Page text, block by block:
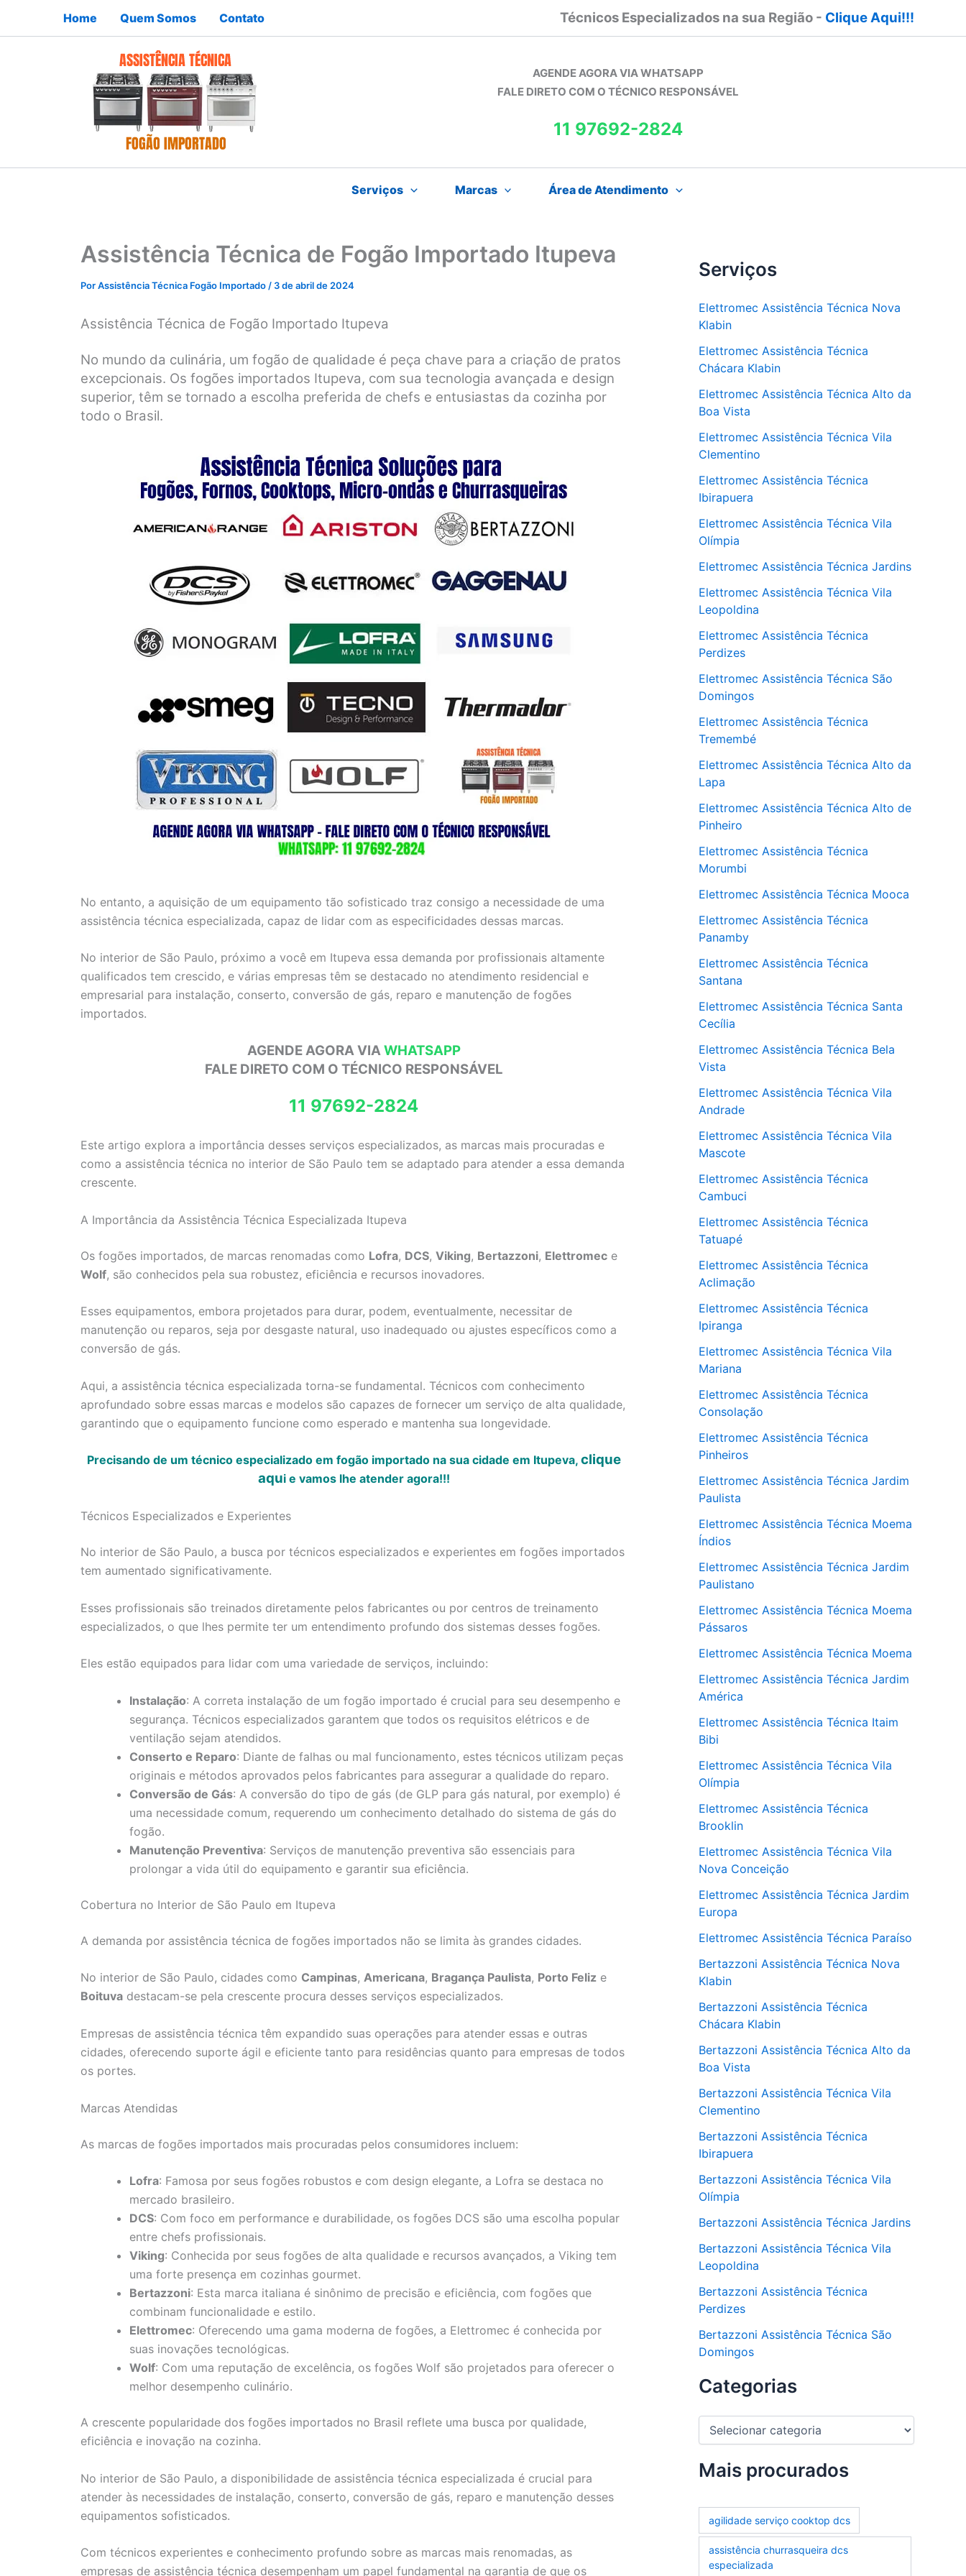
Home Quem Somos Contato Técnicos Especializados na sua Região - Clique Aqui!!!
AGENDE AGORA VIA WHATSAPP
FALE DIRETO COM O TÉCNICO RESPONSÁVEL
11 97692-2824
Serviços Marcas Área de Atendimento
Assistência Técnica de Fogão Importado Itupeva
PorAssistência Técnica Fogão Importado / 3 de abril de 2024
Assistência Técnica de Fogão Importado Itupeva
No mundo da culinária, um fogão de qualidade é peça chave para a criação de pratos
excepcionais. Os fogões importados Itupeva, com sua tecnologia avançada e design
superior, têm se tornado a escolha preferida de chefs e entusiastas da cozinha por
todo o Brasil.
No entanto, a aquisição de um equipamento tão sofisticado traz consigo a necessidade de uma
assistência técnica especializada, capaz de lidar com as especificidades dessas marcas.
No interior de São Paulo, próximo a você em Itupeva essa demanda por profissionais altamente
qualificados tem crescido, e várias empresas têm se destacado no atendimento residencial e
empresarial para instalação, conserto, conversão de gás, reparo e manutenção de fogões
importados.
AGENDE AGORA VIAWHATSAPP
FALE DIRETO COM O TÉCNICO RESPONSÁVEL
11 97692-2824
Este artigo explora a importância desses serviços especializados, as marcas mais procuradas e
como a assistência técnica no interior de São Paulo tem se adaptado para atender a essa demanda
crescente.
A Importância da Assistência Técnica Especializada Itupeva
Os fogões importados, de marcas renomadas como Lofra, DCS, Viking, Bertazzoni, Elettromec e
Wolf, são conhecidos pela sua robustez, eficiência e recursos inovadores.
Esses equipamentos, embora projetados para durar, podem, eventualmente, necessitar de
manutenção ou reparos, seja por desgaste natural, uso inadequado ou ajustes específicos como a
conversão de gás.
Aqui, a assistência técnica especializada torna-se fundamental. Técnicos com conhecimento
aprofundado sobre essas marcas e modelos são capazes de fornecer um serviço de alta qualidade,
garantindo que o equipamento funcione como esperado e mantenha sua longevidade.
Precisando de um técnico especializado em fogão importado na sua cidade em Itupeva, clique
aquie vamos lhe atender agora!!!
Técnicos Especializados e Experientes
No interior de São Paulo, a busca por técnicos especializados e experientes em fogões importados
tem aumentado significativamente.
Esses profissionais são treinados diretamente pelos fabricantes ou por centros de treinamento
especializados, o que lhes permite ter um entendimento profundo dos sistemas desses fogões.
Eles estão equipados para lidar com uma variedade de serviços, incluindo:
Instalação: A correta instalação de um fogão importado é crucial para seu desempenho e
segurança. Técnicos especializados garantem que todos os requisitos elétricos e de
ventilação sejam atendidos.
Conserto e Reparo: Diante de falhas ou mal funcionamento, estes técnicos utilizam peças
originais e métodos aprovados pelos fabricantes para assegurar a qualidade do reparo.
Conversão de Gás: A conversão do tipo de gás (de GLP para gás natural, por exemplo) é
uma necessidade comum, requerendo um conhecimento detalhado do sistema de gás do
fogão.
Manutenção Preventiva: Serviços de manutenção preventiva são essenciais para
prolongar a vida útil do equipamento e garantir sua eficiência.
Cobertura no Interior de São Paulo em Itupeva
A demanda por assistência técnica de fogões importados não se limita às grandes cidades.
No interior de São Paulo, cidades como Campinas, Americana, Bragança Paulista, Porto Feliz e
Boituva destacam-se pela crescente procura desses serviços especializados.
Empresas de assistência técnica têm expandido suas operações para atender essas e outras
cidades, oferecendo suporte ágil e eficiente tanto para residências quanto para empresas de todos
os portes.
Marcas Atendidas
As marcas de fogões importados mais procuradas pelos consumidores incluem:
Lofra: Famosa por seus fogões robustos e com design elegante, a Lofra se destaca no
mercado brasileiro.
DCS: Com foco em performance e durabilidade, os fogões DCS são uma escolha popular
entre chefs profissionais.
Viking: Conhecida por seus fogões de alta qualidade e recursos avançados, a Viking tem
uma forte presença em cozinhas gourmet.
Bertazzoni: Esta marca italiana é sinônimo de precisão e eficiência, com fogões que
combinam funcionalidade e estilo.
Elettromec: Oferecendo uma gama moderna de fogões, a Elettromec é conhecida por
suas inovações tecnológicas.
Wolf: Com uma reputação de excelência, os fogões Wolf são projetados para oferecer o
melhor desempenho culinário.
A crescente popularidade dos fogões importados no Brasil reflete uma busca por qualidade,
eficiência e inovação na cozinha.
No interior de São Paulo, a disponibilidade de assistência técnica especializada é crucial para
atender às necessidades de instalação, conserto, conversão de gás, reparo e manutenção desses
equipamentos sofisticados.
Com técnicos experientes e conhecimento profundo sobre as marcas mais renomadas, as
empresas de assistência técnica desempenham um papel fundamental na garantia de que os
Serviços
Elettromec Assistência Técnica Nova
Klabin
Elettromec Assistência Técnica
Chácara Klabin
Elettromec Assistência Técnica Alto da
Boa Vista
Elettromec Assistência Técnica Vila
Clementino
Elettromec Assistência Técnica
Ibirapuera
Elettromec Assistência Técnica Vila
Olímpia
Elettromec Assistência Técnica Jardins
Elettromec Assistência Técnica Vila
Leopoldina
Elettromec Assistência Técnica
Perdizes
Elettromec Assistência Técnica São
Domingos
Elettromec Assistência Técnica
Tremembé
Elettromec Assistência Técnica Alto da
Lapa
Elettromec Assistência Técnica Alto de
Pinheiro
Elettromec Assistência Técnica
Morumbi
Elettromec Assistência Técnica Mooca
Elettromec Assistência Técnica
Panamby
Elettromec Assistência Técnica
Santana
Elettromec Assistência Técnica Santa
Cecília
Elettromec Assistência Técnica Bela
Vista
Elettromec Assistência Técnica Vila
Andrade
Elettromec Assistência Técnica Vila
Mascote
Elettromec Assistência Técnica
Cambuci
Elettromec Assistência Técnica
Tatuapé
Elettromec Assistência Técnica
Aclimação
Elettromec Assistência Técnica
Ipiranga
Elettromec Assistência Técnica Vila
Mariana
Elettromec Assistência Técnica
Consolação
Elettromec Assistência Técnica
Pinheiros
Elettromec Assistência Técnica Jardim
Paulista
Elettromec Assistência Técnica Moema
Índios
Elettromec Assistência Técnica Jardim
Paulistano
Elettromec Assistência Técnica Moema
Pássaros
Elettromec Assistência Técnica Moema
Elettromec Assistência Técnica Jardim
América
Elettromec Assistência Técnica Itaim
Bibi
Elettromec Assistência Técnica Vila
Olímpia
Elettromec Assistência Técnica
Brooklin
Elettromec Assistência Técnica Vila
Nova Conceição
Elettromec Assistência Técnica Jardim
Europa
Elettromec Assistência Técnica Paraíso
Bertazzoni Assistência Técnica Nova
Klabin
Bertazzoni Assistência Técnica
Chácara Klabin
Bertazzoni Assistência Técnica Alto da
Boa Vista
Bertazzoni Assistência Técnica Vila
Clementino
Bertazzoni Assistência Técnica
Ibirapuera
Bertazzoni Assistência Técnica Vila
Olímpia
Bertazzoni Assistência Técnica Jardins
Bertazzoni Assistência Técnica Vila
Leopoldina
Bertazzoni Assistência Técnica
Perdizes
Bertazzoni Assistência Técnica São
Domingos
Categorias
C
e
g
r
a
Mais procurados
agilidade serviço cooktop dcs
assistência churrasqueira dcs
especializada